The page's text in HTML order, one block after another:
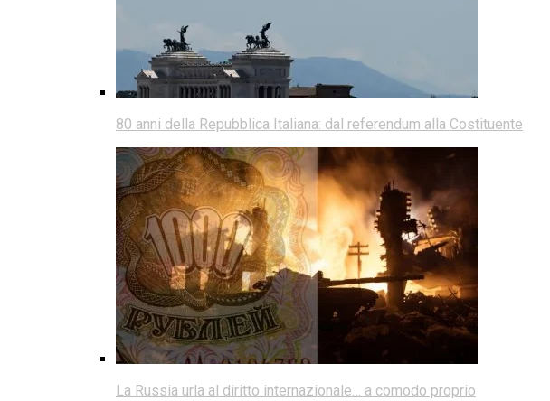
80 anni della Repubblica Italiana: dal referendum alla Costituente
La Russia urla al diritto internazionale… a comodo proprio